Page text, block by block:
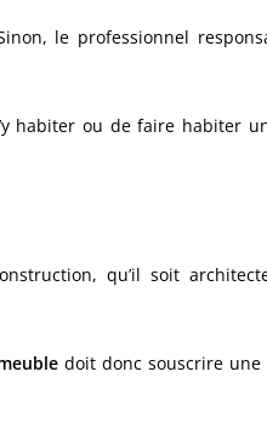
le professionnel
habiter ou de faire habiter
qu’il soit
doit donc souscrire une